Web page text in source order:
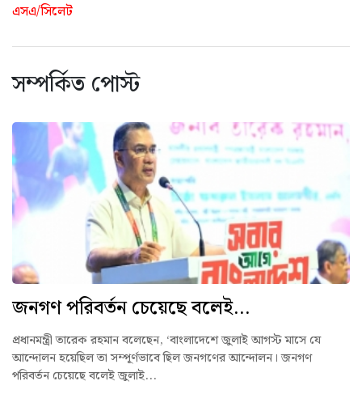
এসএ/সিলেট
সম্পর্কিত পোস্ট
জনগণ পরিবর্তন চেয়েছে বলেই...
প্রধানমন্ত্রী তারেক রহমান বলেছেন, ‘বাংলাদেশে জুলাই আগস্ট মাসে যে
আন্দোলন হয়েছিল তা সম্পূর্ণভাবে ছিল জনগণের আন্দোলন। জনগণ
পরিবর্তন চেয়েছে বলেই জুলাই...